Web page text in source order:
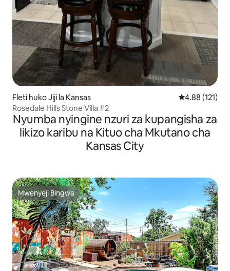
Fleti huko Jiji la Kansas Ukadiriaji wa
4.88 (121)
Rosedale Hills Stone Villa #2
Nyumba nyingine nzuri za kupangisha za
likizo karibu na Kituo cha Mkutano cha
Kansas City
Mwenyeji Bingwa
Mwenyeji Bingwa